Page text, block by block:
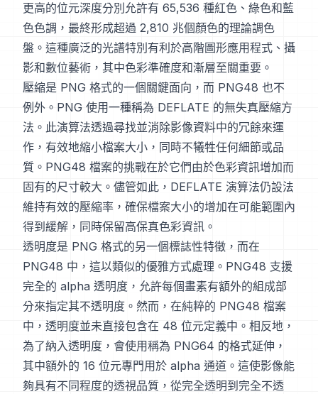
更高的位元深度分別允許有 65,536 種紅色、綠色和藍
色色調，最終形成超過 2,810 兆個顏色的理論調色
盤。這種廣泛的光譜特別有利於高階圖形應用程式、攝
影和數位藝術，其中色彩準確度和漸層至關重要。
壓縮是 PNG 格式的一個關鍵面向，而 PNG48 也不
例外。PNG 使用一種稱為 DEFLATE 的無失真壓縮方
法。此演算法透過尋找並消除影像資料中的冗餘來運
作，有效地縮小檔案大小，同時不犧牲任何細節或品
質。PNG48 檔案的挑戰在於它們由於色彩資訊增加而
固有的尺寸較大。儘管如此，DEFLATE 演算法仍設法
維持有效的壓縮率，確保檔案大小的增加在可能範圍內
得到緩解，同時保留高保真色彩資訊。
透明度是 PNG 格式的另一個標誌性特徵，而在
PNG48 中，這以類似的優雅方式處理。PNG48 支援
完全的 alpha 透明度，允許每個畫素有額外的組成部
分來指定其不透明度。然而，在純粹的 PNG48 檔案
中，透明度並未直接包含在 48 位元定義中。相反地，
為了納入透明度，會使用稱為 PNG64 的格式延伸，
其中額外的 16 位元專門用於 alpha 通道。這使影像能
夠具有不同程度的透視品質，從完全透明到完全不透